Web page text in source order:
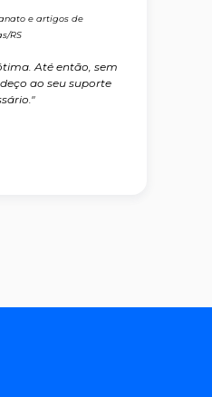
e artigos de
RS
Até então, sem
ao seu suporte